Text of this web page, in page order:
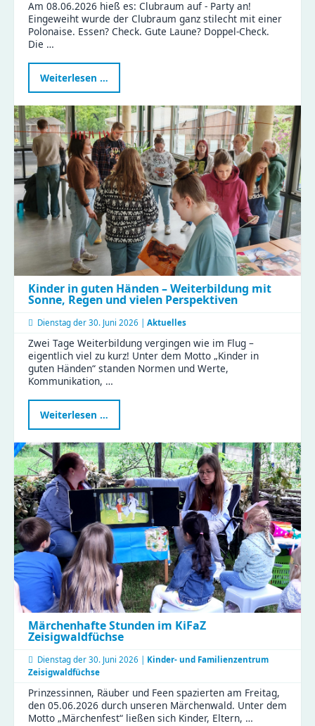
Am 08.06.2026 hieß es: Clubraum auf - Party an!
Eingeweiht wurde der Clubraum ganz stilecht mit einer
Polonaise. Essen? Check. Gute Laune? Doppel-Check.
Die …
Weiterlesen …
besonderer
Tag
in
der
Gustav
|
Clubraum
eingeweiht
Kinder in guten Händen – Weiterbildung mit
Sonne, Regen und vielen Perspektiven
Dienstag der 30. Juni 2026 | Aktuelles
Zwei Tage Weiterbildung vergingen wie im Flug –
eigentlich viel zu kurz! Unter dem Motto „Kinder in
guten Händen“ standen Normen und Werte,
Kommunikation, …
Weiterlesen …
in
guten
Händen
–
Weiterbildung
mit
Sonne,
Regen
und
vielen
Perspektiven
Märchenhafte Stunden im KiFaZ
Zeisigwaldfüchse
Dienstag der 30. Juni 2026 | Kinder- und Familienzentrum
Zeisigwaldfüchse
Prinzessinnen, Räuber und Feen spazierten am Freitag,
den 05.06.2026 durch unseren Märchenwald. Unter dem
Motto „Märchenfest“ ließen sich Kinder, Eltern, …